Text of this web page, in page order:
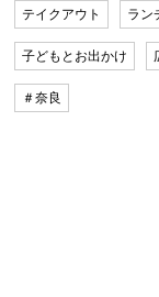
テイクアウト ラン
子どもとお出かけ
＃奈良